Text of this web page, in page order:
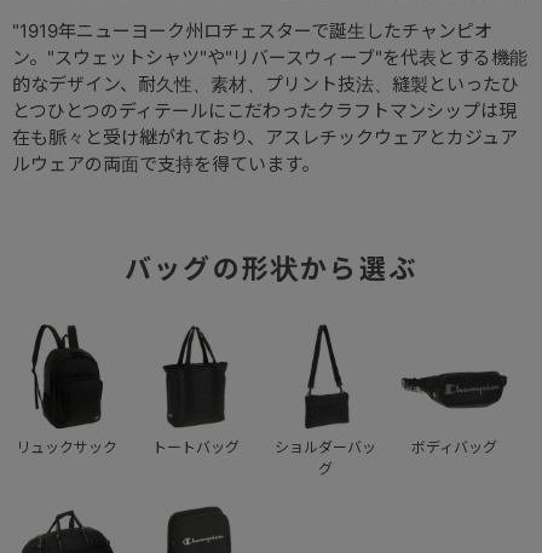
"1919年ニューヨーク州ロチェスターで誕生したチャンピオ
ン。"スウェットシャツ"や"リバースウィーブ"を代表とする機能
的なデザイン、耐久性、素材、プリント技法、縫製といったひ
とつひとつのディテールにこだわったクラフトマンシップは現
在も脈々と受け継がれており、アスレチックウェアとカジュア
ルウェアの両面で支持を得ています。
バッグの形状から選ぶ
リュックサック トートバッグ
ショルダーバッ
グ
ボディバッグ